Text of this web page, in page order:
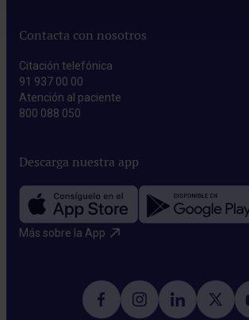
Contacta con nosotros
Citación telefónica
91 937 00 00
Atención al paciente
800 088 050
Descarga nuestra app
Más sobre la App​